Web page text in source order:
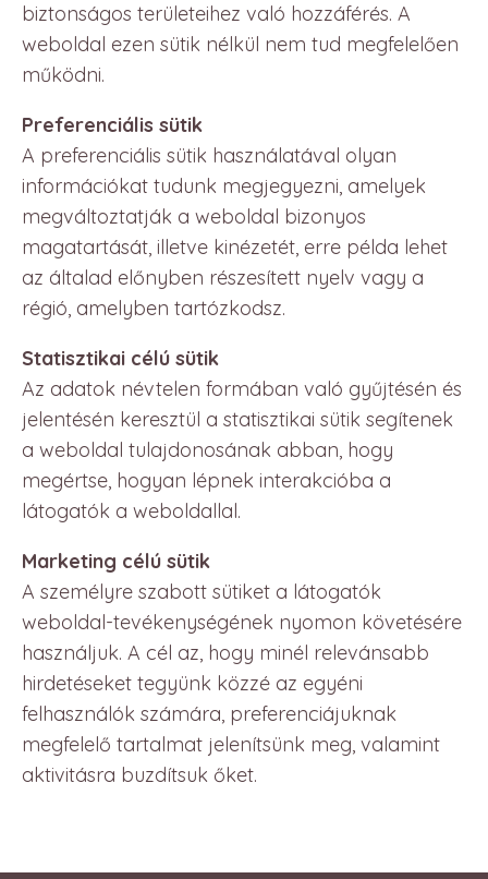
biztonságos területeihez való hozzáférés. A
weboldal ezen sütik nélkül nem tud megfelelően
működni.
Preferenciális sütik
A preferenciális sütik használatával olyan
információkat tudunk megjegyezni, amelyek
megváltoztatják a weboldal bizonyos
magatartását, illetve kinézetét, erre példa lehet
az általad előnyben részesített nyelv vagy a
régió, amelyben tartózkodsz.
Statisztikai célú sütik
Az adatok névtelen formában való gyűjtésén és
jelentésén keresztül a statisztikai sütik segítenek
a weboldal tulajdonosának abban, hogy
megértse, hogyan lépnek interakcióba a
látogatók a weboldallal.
Marketing célú sütik
A személyre szabott sütiket a látogatók
weboldal-tevékenységének nyomon követésére
használjuk. A cél az, hogy minél relevánsabb
hirdetéseket tegyünk közzé az egyéni
felhasználók számára, preferenciájuknak
megfelelő tartalmat jelenítsünk meg, valamint
aktivitásra buzdítsuk őket.